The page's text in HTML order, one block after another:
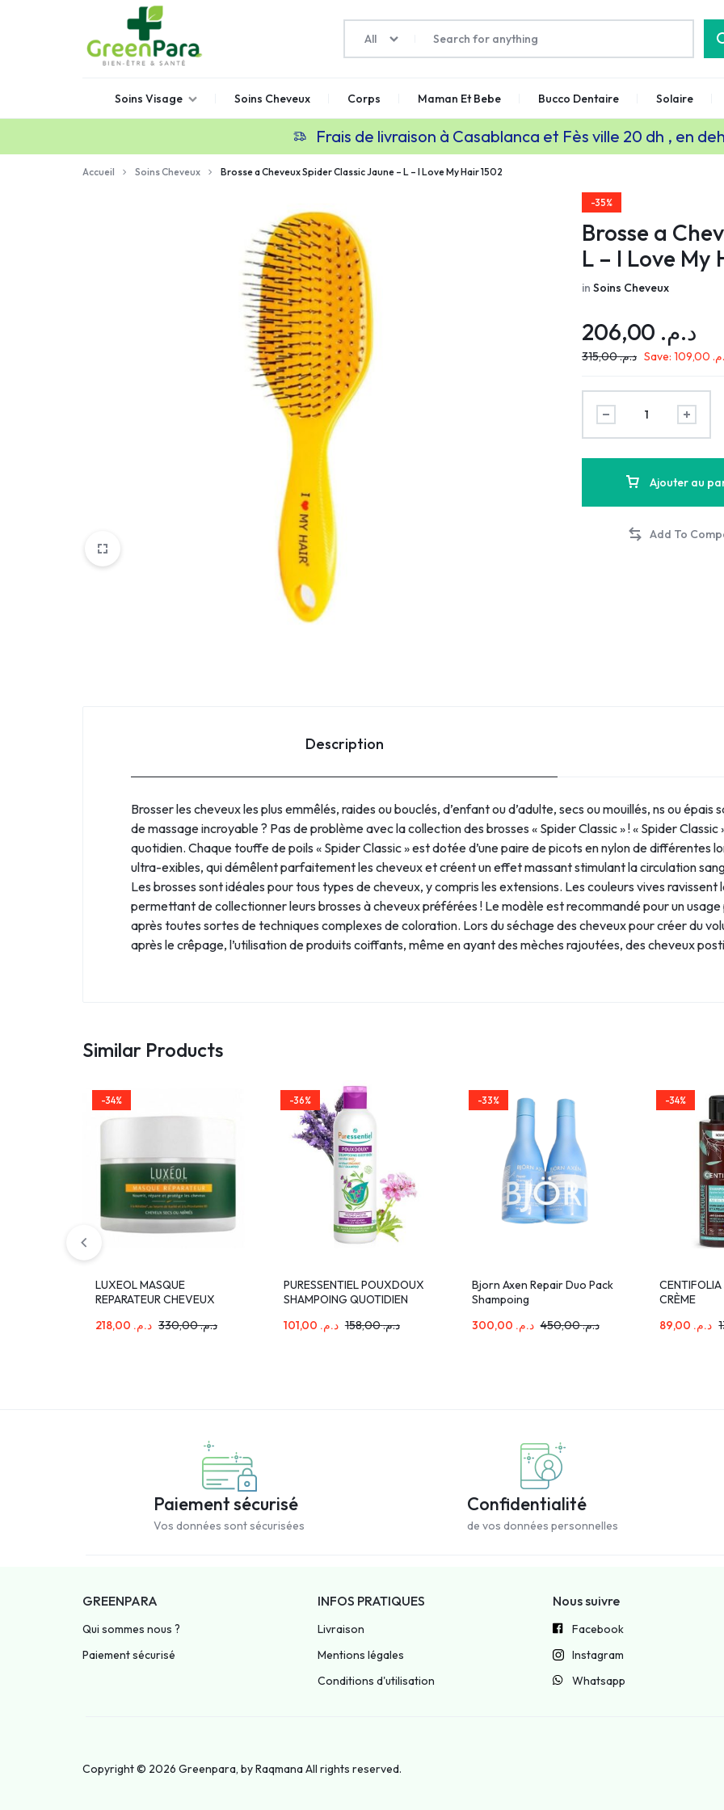
GREENPARA
Parapharmacie
Maroc
All
Soins Visage Soins Cheveux Corps Maman Et Bebe Bucco Dentaire Solaire
Frais de livraison à Casablanca et Fès ville 20 dh , en
Accueil Soins Cheveux Brosse a Cheveux Spider Classic Jaune – L – I Love My Hair 1502
-35%
Brosse a
L – I Love My
inSoins Cheveux
د.م.
د.م.315,00 Save: 109,00
Ajouter au
Description
Brosser les cheveux les plus emmêlés, raides ou bouclés, d’enfant ou d’adulte, secs ou mouillés, ns ou
de massage incroyable ? Pas de problème avec la collection des brosses « Spider Classic » ! « Spider
quotidien. Chaque touffe de poils « Spider Classic » est dotée d’une paire de picots en nylon de différentes
ultra-exibles, qui démêlent parfaitement les cheveux et créent un effet massant stimulant la circulation
Les brosses sont idéales pour tous types de cheveux, y compris les extensions. Les couleurs vives
permettant de collectionner leurs brosses à cheveux préférées ! Le modèle est recommandé pour un
après toutes sortes de techniques complexes de coloration. Lors du séchage des cheveux pour créer du
après le crêpage, l’utilisation de produits coiffants, même en ayant des mèches rajoutées, des cheveux
Similar Products
-34%
LUXEOL MASQUE
REPARATEUR CHEVEUX
د.م. د.م.330,00
-36%
PURESSENTIEL POUXDOUX
SHAMPOING QUOTIDIEN
د.م. د.م.158,00
-33%
Bjorn Axen Repair Duo Pack
Shampoing
د.م. د.م.450,00
-34%
CRÈME
د.م.
Paiement sécurisé
Vos données sont sécurisées
Confidentialité
de vos données personnelles
GREENPARA
Qui sommes nous ?
Paiement sécurisé
INFOS PRATIQUES
Livraison
Mentions légales
Conditions d'utilisation
Nous suivre
Facebook
Instagram
Whatsapp
Copyright © 2026 Greenpara, byRaqmanaAll rights reserved.